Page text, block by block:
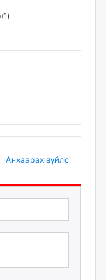
Үзэн ядмаар (1)
Анхаарах зүйлс